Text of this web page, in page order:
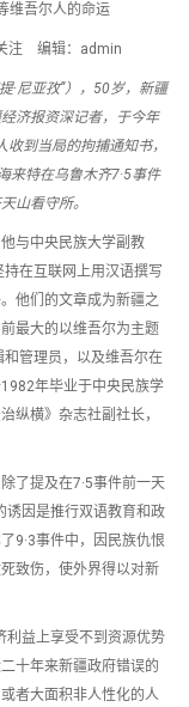
维吾尔人的命运
注 编辑：admin
·尼亚孜”），50岁，新疆
济报资深记者，于今年
到当局的拘捕通知书，
来特在乌鲁木齐7·5事件
山看守所。
与中央民族大学副教
在互联网上用汉语撰写
他们的文章成为新疆之
最大的以维吾尔为主题
和管理员，以及维吾尔在
年毕业于中央民族学
纵横》杂志社副社长，
了提及在7·5事件前一天
诱因是推行双语教育和政
9·3事件中，因民族仇恨
致伤，使外界得以对新
利益上享受不到资源优势
十年来新疆政府错误的
者大面积非人性化的人